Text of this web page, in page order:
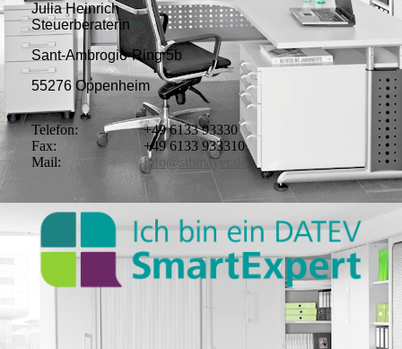
Julia Heinrich
Steuerberaterin
Sant-Ambrogio-Ring 5b
55276 Oppenheim
Telefon:
Fax:
Mail:
+49 6133 93330
+49 6133 933310
info@stbmayer.de